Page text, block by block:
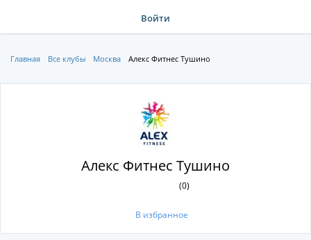
Войти
Главная Все клубы Москва Алекс Фитнес Тушино
Алекс Фитнес Тушино
(0)
В избранное